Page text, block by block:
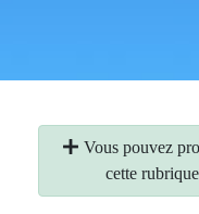
Vous pouvez
cette